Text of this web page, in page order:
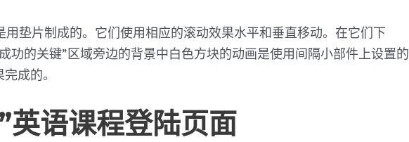
用垫片制成的。它们使用相应的滚动效果水平和垂直移动。在它们下
功的关键”区域旁边的背景中白色方块的动画是使用间隔小部件上设置的
成的。
英语课程登陆页面